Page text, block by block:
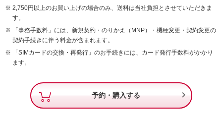
2,750円以上のお買い上げの場合のみ、送料は当社負担とさせていただきま
す。
「事務手数料」には、新規契約・のりかえ（MNP）・機種変更・契約変更の
契約手続きに伴う料金が含まれます。
「SIMカードの交換・再発行」のお手続きには、カード発行手数料がかかり
ます。
予約・購入する 